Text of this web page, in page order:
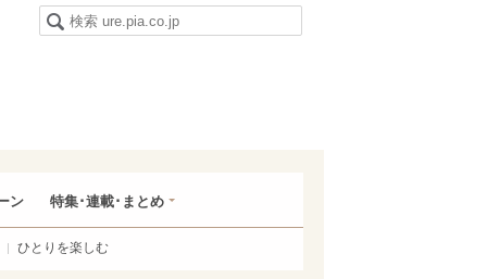
ン 特集･連載･まとめ
ひとりを楽しむ